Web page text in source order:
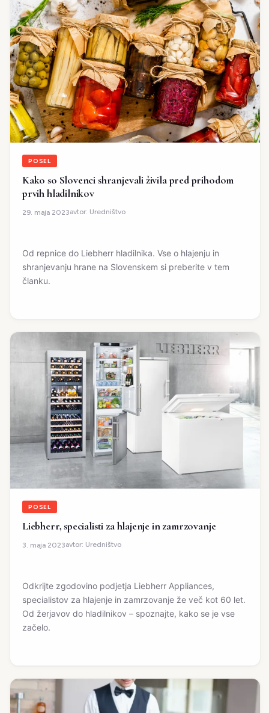
POSEL
Kako so Slovenci shranjevali živila pred prihodom
prvih hladilnikov
29. maja 2023avtor: Uredništvo
Od repnice do Liebherr hladilnika. Vse o hlajenju in
shranjevanju hrane na Slovenskem si preberite v tem
članku.
POSEL
Liebherr, specialisti za hlajenje in zamrzovanje
3. maja 2023avtor: Uredništvo
Odkrijte zgodovino podjetja Liebherr Appliances,
specialistov za hlajenje in zamrzovanje že več kot 60 let.
Od žerjavov do hladilnikov – spoznajte, kako se je vse
začelo.